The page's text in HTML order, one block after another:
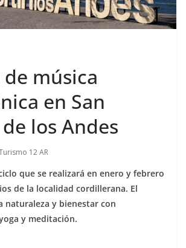
música
en San
los Andes
12 AR
que se realizará en enero y febrero
de la localidad cordillerana. El
naturaleza y bienestar con
y meditación.